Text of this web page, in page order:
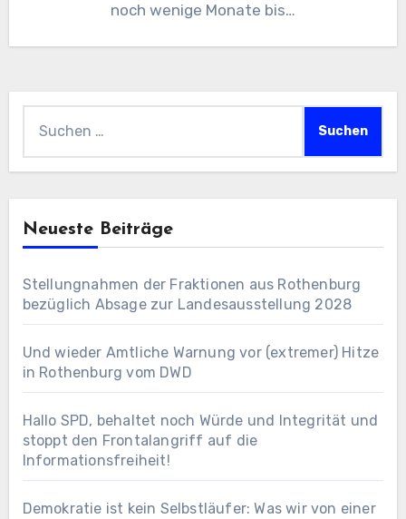
noch wenige Monate bis…
Neueste Beiträge
Stellungnahmen der Fraktionen aus Rothenburg
bezüglich Absage zur Landesausstellung 2028
Und wieder Amtliche Warnung vor (extremer) Hitze
in Rothenburg vom DWD
Hallo SPD, behaltet noch Würde und Integrität und
stoppt den Frontalangriff auf die
Informationsfreiheit!
Demokratie ist kein Selbstläufer: Was wir von einer